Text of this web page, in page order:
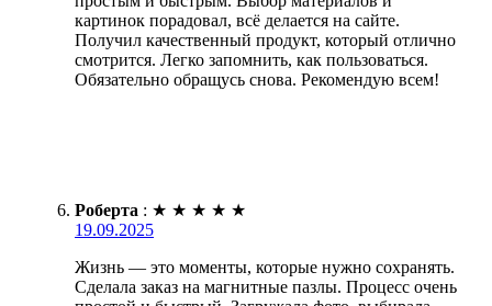
картинок порадовал, всё делается на сайте.
Получил качественный продукт, который отлично
смотрится. Легко запомнить, как пользоваться.
Обязательно обращусь снова. Рекомендую всем!
Роберта : ★ ★ ★ ★ ★
19.09.2025
Жизнь — это моменты, которые нужно сохранять.
Сделала заказ на магнитные пазлы. Процесс очень